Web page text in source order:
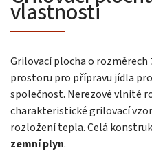
vlastnosti
Grilovací plocha o rozměrech
prostoru pro přípravu jídla
společnost. Nerezové vlnité
charakteristické grilovací
rozložení tepla. Celá
zemní plyn.